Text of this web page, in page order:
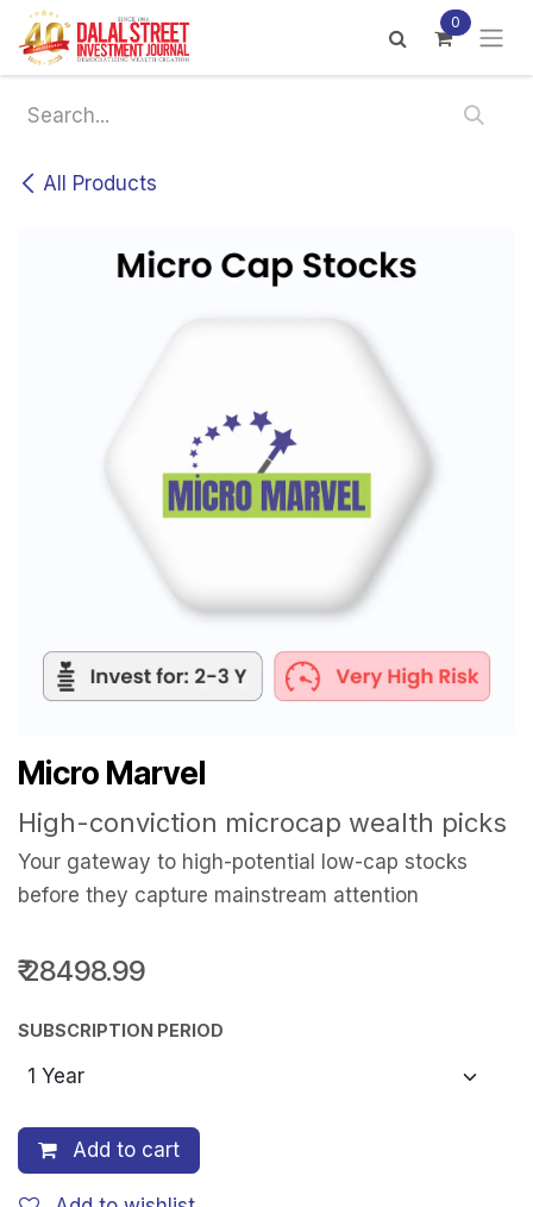
Skip to Content 0
All Products
Micro Marvel
High-conviction microcap wealth picks
Your gateway to high-potential low-cap stocks
before they capture mainstream attention
₹28498.99
SUBSCRIPTION PERIOD
Add to cart